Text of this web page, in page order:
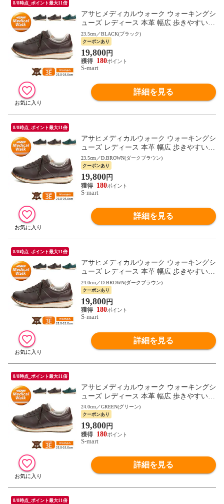
8/8時点_ポイント最大11倍
アサヒメディカルウォーク ウォーキングシ
ューズ レディース 本革 幅広 歩きやすい
母の日 敬老の日 ギフト 黒 ブラック ブラ
ウン L037
23.5cm／BLACK(ブラック)
クーポンあり
19,800円
180
S-mart
詳細を見る
8/8時点_ポイント最大11倍
アサヒメディカルウォーク ウォーキングシ
ューズ レディース 本革 幅広 歩きやすい
母の日 敬老の日 ギフト 黒 ブラック ブラ
ウン L037
23.5cm／D.BROWN(ダークブラウン)
クーポンあり
19,800円
180
S-mart
詳細を見る
8/8時点_ポイント最大11倍
アサヒメディカルウォーク ウォーキングシ
ューズ レディース 本革 幅広 歩きやすい
母の日 敬老の日 ギフト 黒 ブラック ブラ
ウン L037
24.0cm／D.BROWN(ダークブラウン)
クーポンあり
19,800円
180
S-mart
詳細を見る
8/8時点_ポイント最大11倍
アサヒメディカルウォーク ウォーキングシ
ューズ レディース 本革 幅広 歩きやすい
母の日 敬老の日 ギフト 黒 ブラック ブラ
ウン L037
24.0cm／GREEN(グリーン)
クーポンあり
19,800円
180
S-mart
詳細を見る
8/8時点_ポイント最大11倍